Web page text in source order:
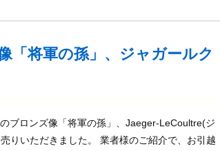
「将軍の孫」、ジャガールク
ブロンズ像「将軍の孫」、Jaeger-LeCoultre(ジ
りいただきました。 業者様のご紹介で、お引越